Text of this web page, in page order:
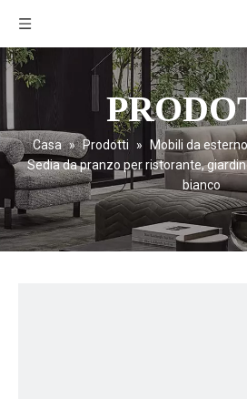
Casa » Prodotti » Mobili da esterno
Sedia da pranzo per ristorante,
bianco